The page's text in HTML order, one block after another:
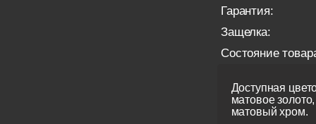
Гарантия:
Защелка:
Состояние
Доступная
матовое
матовый хром.